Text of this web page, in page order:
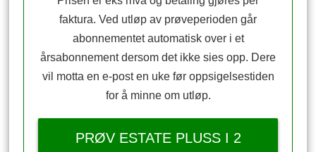
faktura. Ved utløp av prøveperioden går
abonnementet automatisk over i et
årsabonnement dersom det ikke sies opp. Dere
vil motta en e-post en uke før oppsigelsestiden
for å minne om utløp.
PRØV ESTATE PLUSS I 2